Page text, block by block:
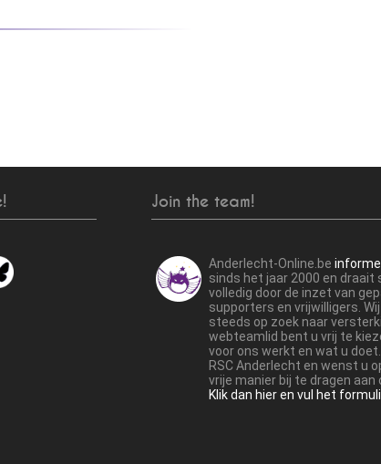
Join the team!
Anderlecht-Online.be
sinds het jaar 2000 en draait
volledig door de inzet van
supporters en vrijwilligers.
steeds op zoek naar
webteamlid bent u vrij te
voor ons werkt en wat u
RSC Anderlecht en wenst u
vrije manier bij te dragen aan
Klik dan hier en vul het